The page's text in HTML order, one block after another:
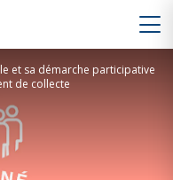
et sa démarche participative
de collecte